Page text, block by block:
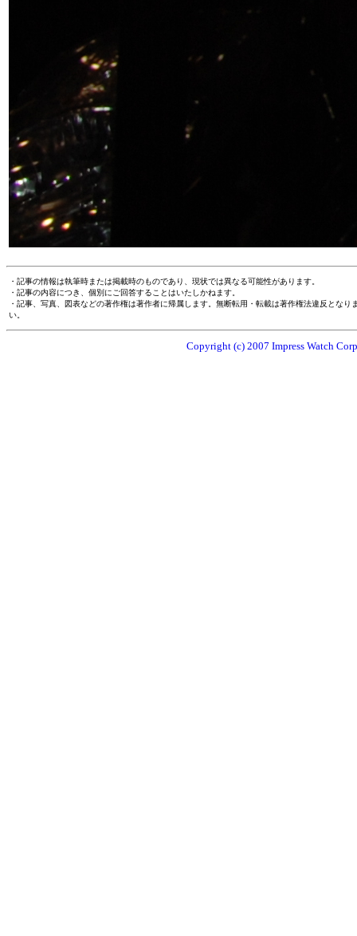
・記事の情報は執筆時または掲載時のものであり、現状では異なる可能性があります。
・記事の内容につき、個別にご回答することはいたしかねます。
・記事、写真、図表などの著作権は著作者に帰属します。無断転用・転載は著作権法違反とな
い。
Copyright (c) 2007 Impress Watch